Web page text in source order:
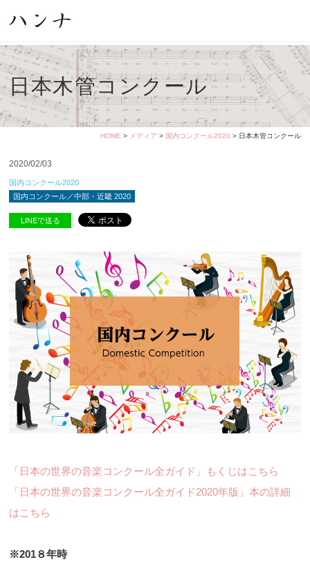
日本木管コンクール
HOME > メディア > 国内コンクール2020 > 日本木管コンクール
2020/02/03
国内コンクール2020
国内コンクール／中部・近畿 2020
LINEで送る
「日本の世界の音楽コンクール全ガイド」もくじはこちら
「日本の世界の音楽コンクール全ガイド2020年版」本の詳細
はこちら
※201８年時